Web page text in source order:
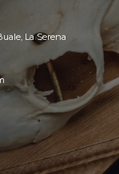
La Serena